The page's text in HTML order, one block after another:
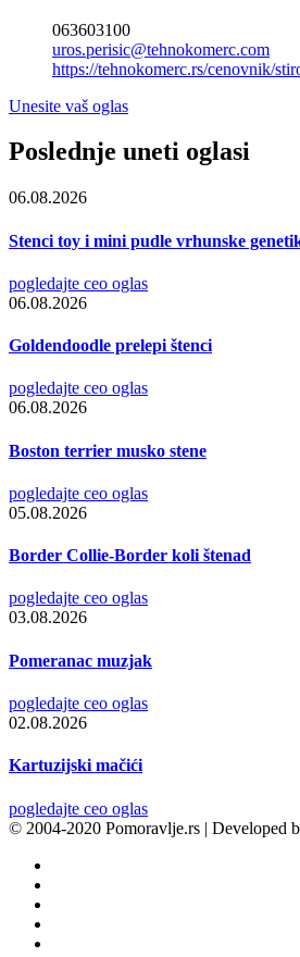
063603100
uros.perisic@tehnokomerc.com
https://tehnokomerc.rs/cenovnik/
Unesite vaš oglas
Poslednje uneti oglasi
06.08.2026
Stenci toy i mini pudle vrhunske
pogledajte ceo oglas
06.08.2026
Goldendoodle prelepi štenci
pogledajte ceo oglas
06.08.2026
Boston terrier musko stene
pogledajte ceo oglas
05.08.2026
Border Collie-Border koli štenad
pogledajte ceo oglas
03.08.2026
Pomeranac muzjak
pogledajte ceo oglas
02.08.2026
Kartuzijski mačići
pogledajte ceo oglas
© 2004-2020 Pomoravlje.rs | Developed